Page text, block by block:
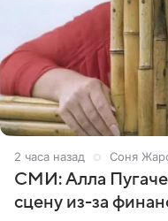
2 часа назад Соня
СМИ: Алла
сцену из-за